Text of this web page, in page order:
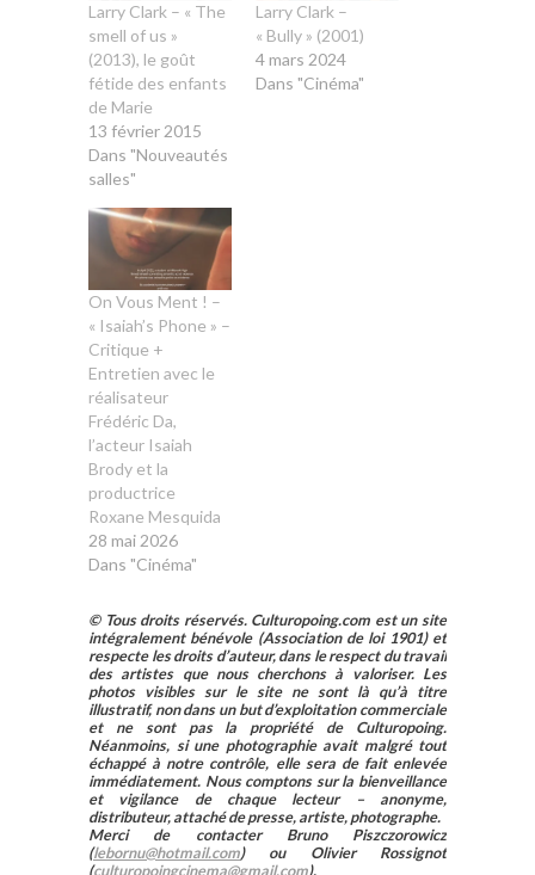
Larry Clark – « The
smell of us »
(2013), le goût
fétide des enfants
de Marie
13 février 2015
Dans "Nouveautés
salles"
Larry Clark –
« Bully » (2001)
4 mars 2024
Dans "Cinéma"
On Vous Ment ! –
« Isaiah’s Phone » –
Critique +
Entretien avec le
réalisateur
Frédéric Da,
l’acteur Isaiah
Brody et la
productrice
Roxane Mesquida
28 mai 2026
Dans "Cinéma"
© Tous droits réservés. Culturopoing.com est un site
intégralement bénévole (Association de loi 1901) et
respecte les droits d’auteur, dans le respect du travail
des artistes que nous cherchons à valoriser. Les
photos visibles sur le site ne sont là qu’à titre
illustratif, non dans un but d’exploitation commerciale
et ne sont pas la propriété de Culturopoing.
Néanmoins, si une photographie avait malgré tout
échappé à notre contrôle, elle sera de fait enlevée
immédiatement. Nous comptons sur la bienveillance
et vigilance de chaque lecteur – anonyme,
distributeur, attaché de presse, artiste, photographe.
Merci de contacter Bruno Piszczorowicz
(lebornu@hotmail.com) ou Olivier Rossignot
(culturopoingcinema@gmail.com).